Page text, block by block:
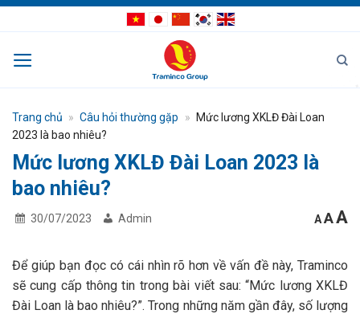
Bỏ
qua
dung
Trang chủ » Câu hỏi thường gặp »
Mức lương XKLĐ Đài Loan
2023 là bao nhiêu?
Mức lương XKLĐ Đài Loan 2023 là
bao nhiêu?
30/07/2023 Admin Afont
size.
AA
Để giúp bạn đọc có cái nhìn rõ hơn về vấn đề này, Traminco
sẽ cung cấp thông tin trong bài viết sau: “Mức lương XKLĐ
Đài Loan là bao nhiêu?”. Trong những năm gần đây, số lượng